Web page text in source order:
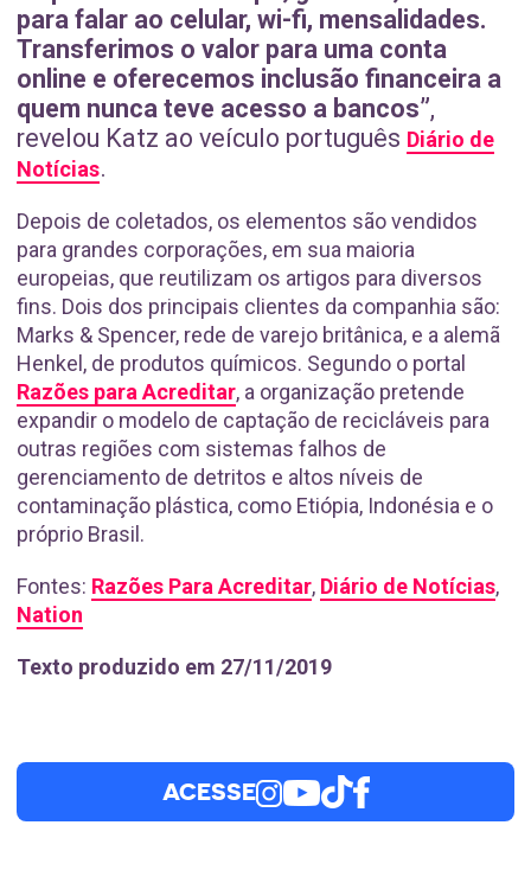
para falar ao celular, wi-fi, mensalidades.
Transferimos o valor para uma conta
online e oferecemos inclusão financeira a
quem nunca teve acesso a bancos”,
revelou Katz ao veículo português Diário de
Notícias.
Depois de coletados, os elementos são vendidos
para grandes corporações, em sua maioria
europeias, que reutilizam os artigos para diversos
fins. Dois dos principais clientes da companhia são:
Marks & Spencer, rede de varejo britânica, e a alemã
Henkel, de produtos químicos. Segundo o portal
Razões para Acreditar, a organização pretende
expandir o modelo de captação de recicláveis para
outras regiões com sistemas falhos de
gerenciamento de detritos e altos níveis de
contaminação plástica, como Etiópia, Indonésia e o
próprio Brasil.
Fontes: Razões Para Acreditar, Diário de Notícias,
Nation
Texto produzido em 27/11/2019
ACESSE